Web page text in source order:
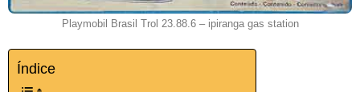
Playmobil Brasil Trol 23.88.6 – ipiranga gas station
Índice